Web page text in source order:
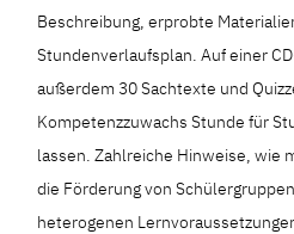
Beschreibung, erprobte
Stundenverlaufsplan. Auf einer
außerdem 30 Sachtexte und
Kompetenzzuwachs Stunde für
lassen. Zahlreiche Hinweise, wie
die Förderung von
heterogenen